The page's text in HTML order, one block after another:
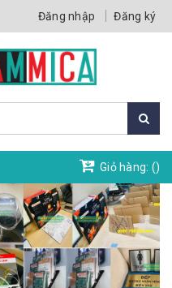
Đăng nhập Đăng ký
Giỏ hàng: ()